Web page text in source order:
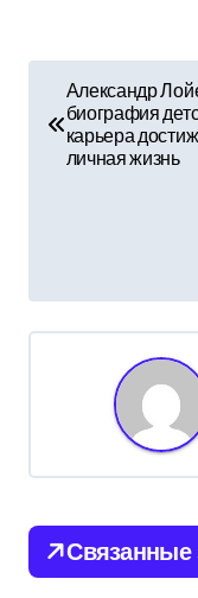
а
я
п
о
Александр
биография
карьера
личная жизнь
Связанные